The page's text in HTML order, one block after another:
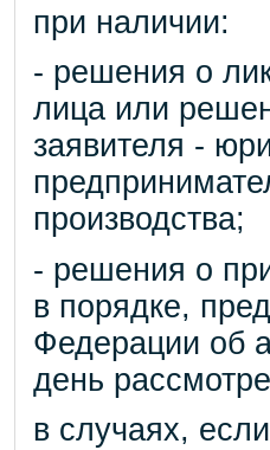
при наличии:
- решения о
лица или
заявителя -
производства;
- решения о
в порядке,
Федерации об
день
в случаях,